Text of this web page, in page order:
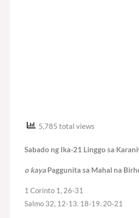
5,785 total views
Sabado ng Ika-21 Linggo sa
o kayaPaggunita sa Mahal na
1 Corinto 1, 26-31
Salmo 32, 12-13. 18-19. 20-21